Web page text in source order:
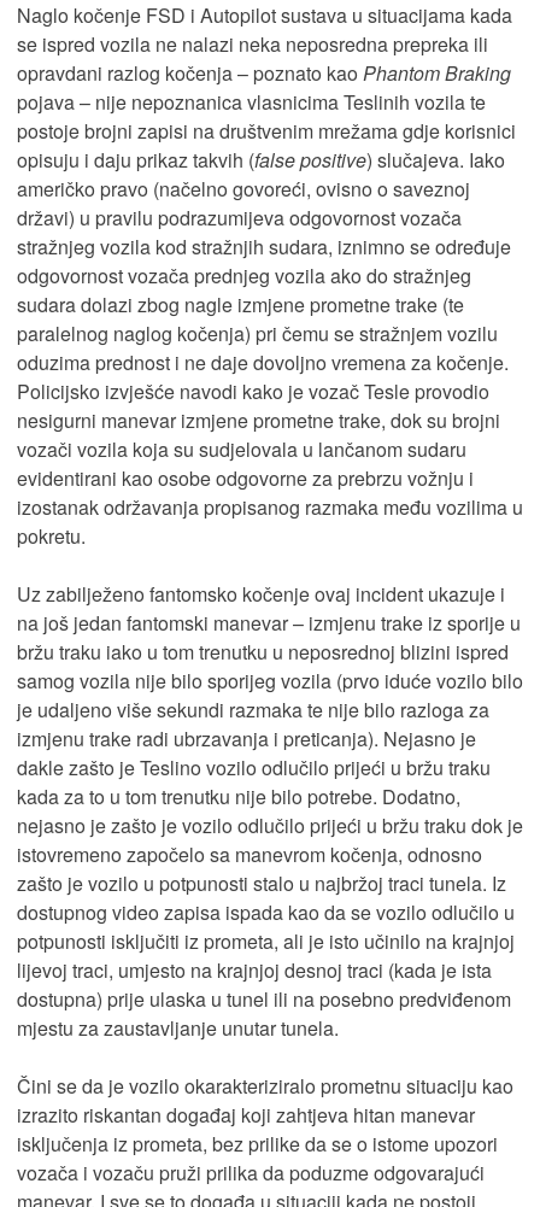
Naglo kočenje FSD i Autopilot sustava u situacijama kada
se ispred vozila ne nalazi neka neposredna prepreka ili
opravdani razlog kočenja – poznato kao Phantom Braking
pojava – nije nepoznanica vlasnicima Teslinih vozila te
postoje brojni zapisi na društvenim mrežama gdje korisnici
opisuju i daju prikaz takvih (false positive) slučajeva. Iako
američko pravo (načelno govoreći, ovisno o saveznoj
državi) u pravilu podrazumijeva odgovornost vozača
stražnjeg vozila kod stražnjih sudara, iznimno se određuje
odgovornost vozača prednjeg vozila ako do stražnjeg
sudara dolazi zbog nagle izmjene prometne trake (te
paralelnog naglog kočenja) pri čemu se stražnjem vozilu
oduzima prednost i ne daje dovoljno vremena za kočenje.
Policijsko izvješće navodi kako je vozač Tesle provodio
nesigurni manevar izmjene prometne trake, dok su brojni
vozači vozila koja su sudjelovala u lančanom sudaru
evidentirani kao osobe odgovorne za prebrzu vožnju i
izostanak održavanja propisanog razmaka među vozilima u
pokretu.
Uz zabilježeno fantomsko kočenje ovaj incident ukazuje i
na još jedan fantomski manevar – izmjenu trake iz sporije u
bržu traku iako u tom trenutku u neposrednoj blizini ispred
samog vozila nije bilo sporijeg vozila (prvo iduće vozilo bilo
je udaljeno više sekundi razmaka te nije bilo razloga za
izmjenu trake radi ubrzavanja i preticanja). Nejasno je
dakle zašto je Teslino vozilo odlučilo prijeći u bržu traku
kada za to u tom trenutku nije bilo potrebe. Dodatno,
nejasno je zašto je vozilo odlučilo prijeći u bržu traku dok je
istovremeno započelo sa manevrom kočenja, odnosno
zašto je vozilo u potpunosti stalo u najbržoj traci tunela. Iz
dostupnog video zapisa ispada kao da se vozilo odlučilo u
potpunosti isključiti iz prometa, ali je isto učinilo na krajnjoj
lijevoj traci, umjesto na krajnjoj desnoj traci (kada je ista
dostupna) prije ulaska u tunel ili na posebno predviđenom
mjestu za zaustavljanje unutar tunela.
Čini se da je vozilo okarakteriziralo prometnu situaciju kao
izrazito riskantan događaj koji zahtjeva hitan manevar
isključenja iz prometa, bez prilike da se o istome upozori
vozača i vozaču pruži prilika da poduzme odgovarajući